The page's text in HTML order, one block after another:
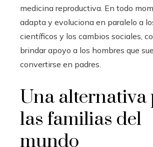
medicina reproductiva. En todo
adapta y evoluciona en paralelo a
científicos y los cambios sociales,
brindar apoyo a los hombres que
convertirse en padres.
Una alternativa
las familias del
mundo